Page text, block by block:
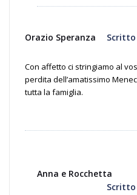
Orazio Speranza Scritto
Con affetto ci stringiamo al
perdita dell’amatissimo
tutta la famiglia.
Anna e Rocchetta
Scritto